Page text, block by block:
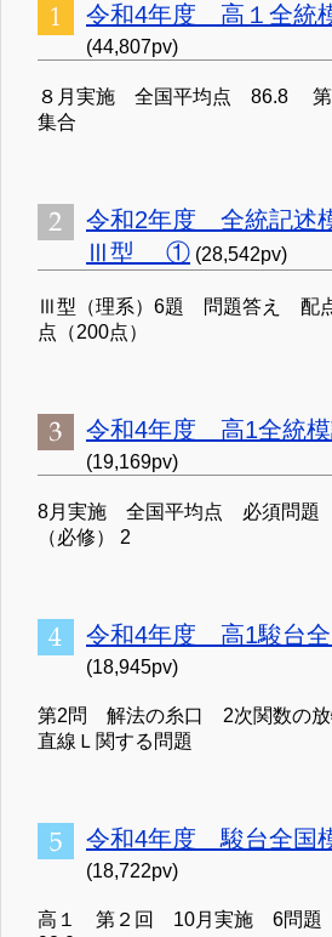
令和4年度 高１全
(44,807pv)
８月実施 全国平均点 86.8 第
集合
令和2年度 全統記
Ⅲ型 ① (28,542pv)
Ⅲ型（理系）6題 問題答え 配
点（200点）
令和4年度 高1全統
(19,169pv)
8月実施 全国平均点 必須問
（必修） 2
令和4年度 高1駿台
(18,945pv)
第2問 解法の糸口 2次関数の放
直線Ｌ関する問題
令和4年度 駿台全
(18,722pv)
高１ 第２回 10月実施 6問